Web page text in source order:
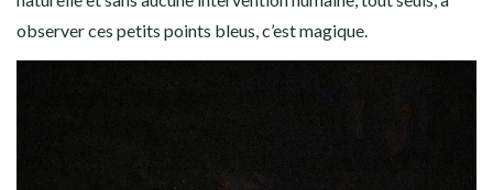
naturelle et sans aucune intervention humaine, tout seuls, à